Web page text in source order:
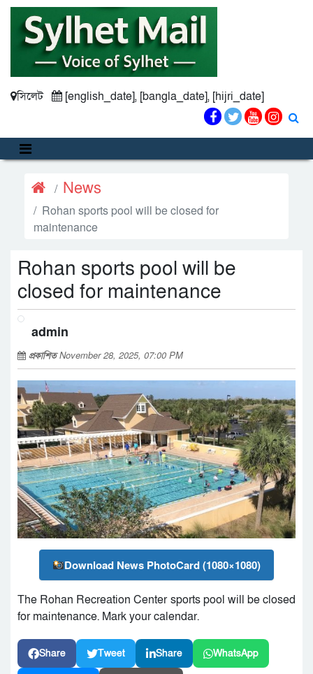
সিলেট [english_date], [bangla_date], [hijri_date]
News
Rohan sports pool will be closed for
maintenance
Rohan sports pool will be
closed for maintenance
admin
প্রকাশিতNovember 28, 2025, 07:00 PM
Download News PhotoCard (1080×1080)
The Rohan Recreation Center sports pool will be closed
for maintenance. Mark your calendar.
Share Tweet Share WhatsApp